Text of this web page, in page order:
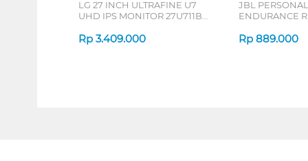
LG 27 INCH ULTRAFINE U7
UHD IPS MONITOR 27U711B-
Rp 3.409.000
JBL
ENDURANCE
Rp 889.000